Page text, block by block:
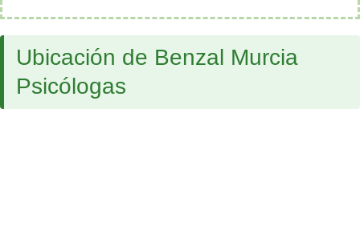
Ubicación de Benzal Murcia
Psicólogas